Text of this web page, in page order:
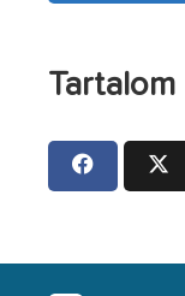
Tartalom